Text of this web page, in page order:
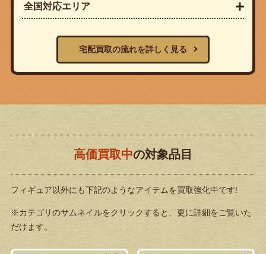
全国対応エリア
宅配買取の流れを詳しく見る
高価買取中の対象品目
フィギュア以外にも下記のようなアイテムを買取強化中です!
※カテゴリのサムネイルをクリックすると、更に詳細をご覧いた
だけます。